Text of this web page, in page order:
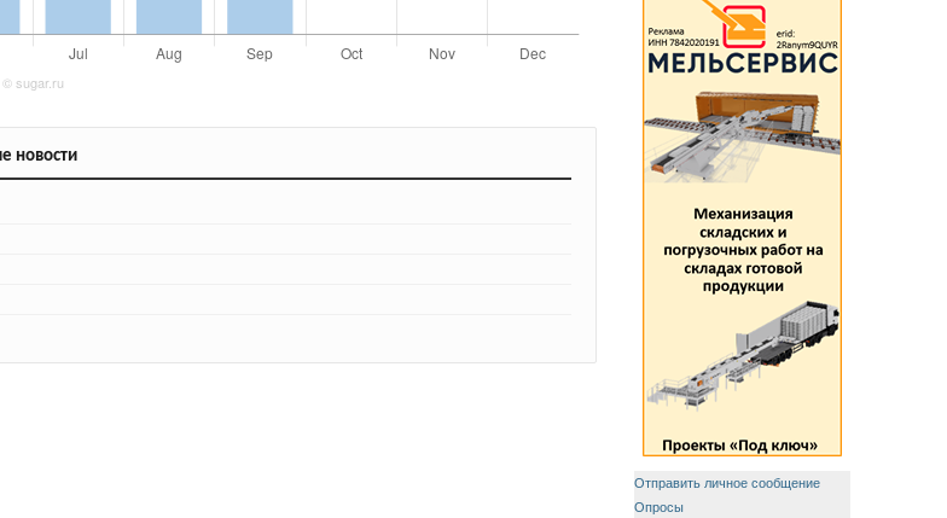
новости
Отправить личное сообщение
Опросы